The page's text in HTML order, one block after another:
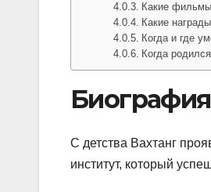
Какие фильмы
Какие
Когда и где
Когда
С детства Вахтанг
институт, который